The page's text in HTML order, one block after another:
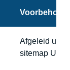
Voorbehoud
Afgeleid uit
sitemap URL